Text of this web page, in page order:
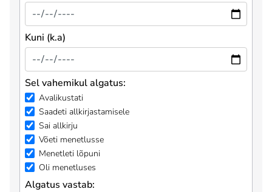
Kuni (k.a)
Sel vahemikul algatus:
Avalikustati
Saadeti allkirjastamisele
Sai allkirju
Võeti menetlusse
Menetleti lõpuni
Oli menetluses
Algatus vastab: